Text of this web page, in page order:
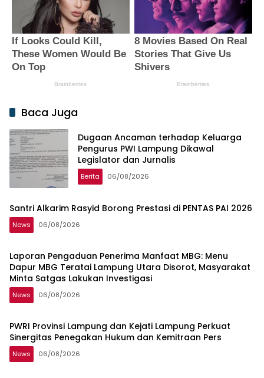
Baca Juga
Dugaan Ancaman terhadap Keluarga
Pengurus PWI Lampung Dikawal
Legislator dan Jurnalis
Berita 06/08/2026
Santri Alkarim Rasyid Borong Prestasi di PENTAS PAI 2026
News 06/08/2026
Laporan Pengaduan Penerima Manfaat MBG: Menu
Dapur MBG Teratai Lampung Utara Disorot, Masyarakat
Minta Satgas Lakukan Investigasi
News 06/08/2026
PWRI Provinsi Lampung dan Kejati Lampung Perkuat
Sinergitas Penegakan Hukum dan Kemitraan Pers
News 06/08/2026